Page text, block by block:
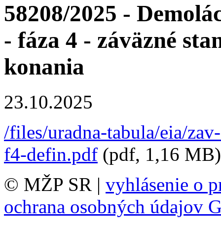
58208/2025 -
- fáza 4 - záväzné
konania
23.10.2025
/files/uradna-tabula/eia/
f4-defin.pdf (pdf, 1,16 MB)
© MŽP SR | vyhlásenie o
ochrana osobných údajov